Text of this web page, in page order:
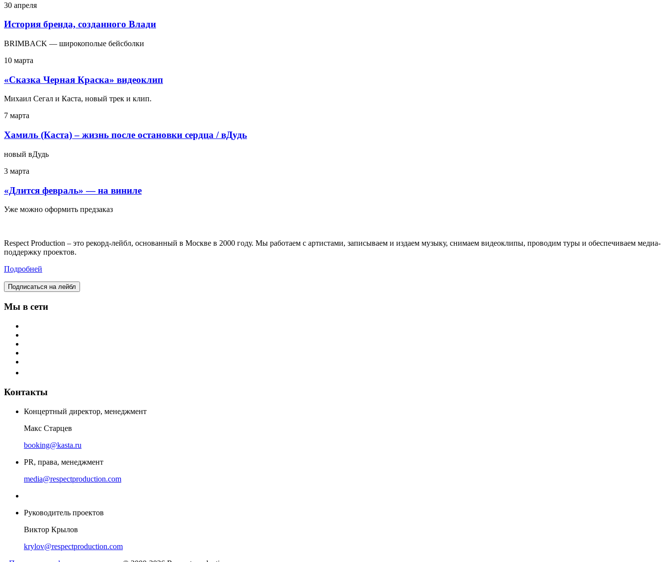
30 апреля
История бренда, созданного Влади
BRIMBACK — широкополые бейсболки
10 марта
«Сказка Черная Краска» видеоклип
Михаил Сегал и Каста, новый трек и клип.
7 марта
Хамиль (Каста) – жизнь после остановки сердца / вДудь
новый вДудь
3 марта
«Длится февраль» — на виниле
Уже можно оформить предзаказ
Respect Production – это рекорд-лейбл, основанный в Москве в 2000 году. Мы работаем с артистами, записываем и издаем музыку, снимаем видеоклипы, проводим туры и обеспечиваем медиа-
поддержку проектов.
Подробней
Подписаться на лейбл
Мы в сети
Контакты
Концертный директор, менеджмент
Макс Старцев
booking@kasta.ru
PR, права, менеджмент
media@respectproduction.com
Руководитель проектов
Виктор Крылов
krylov@respectproduction.com